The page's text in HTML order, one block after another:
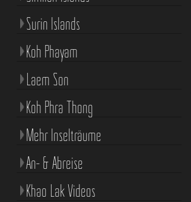
Surin Islands
Koh Phayam
Laem Son
Koh Phra Thong
Mehr Inselträume
An- & Abreise
Khao Lak Videos